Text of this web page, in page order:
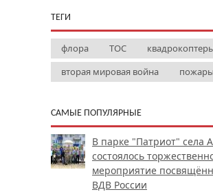
ТЕГИ
флора ТОС
вторая мировая война
пожары
САМЫЕ ПОПУЛЯРНЫЕ
В парке "Патриот" села
состоялось
мероприятие
ВДВ России